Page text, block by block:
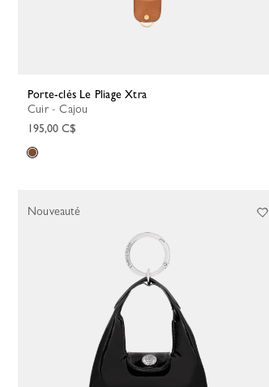
Porte-clés Le Pliage Xtra
Cuir - Cajou
195,00 C$
Nouveauté